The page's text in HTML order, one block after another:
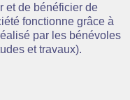
et de bénéficier de
fonctionne grâce à
par les bénévoles
et travaux).